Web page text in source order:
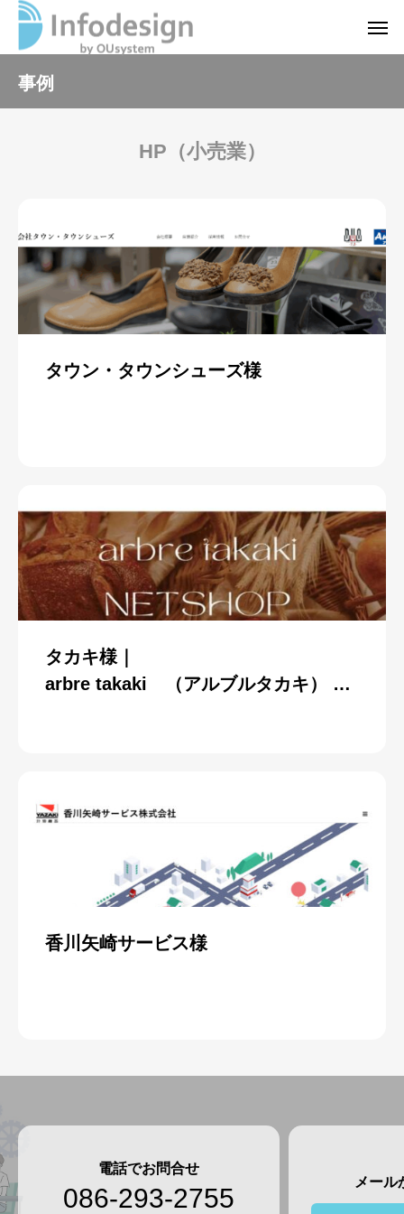
事例
HP（小売業）
タウン・タウンシューズ様
タカキ様｜
arbre takaki （アルブルタカキ） ネ
香川矢崎サービス様
電話でお問合せ
086-293-2755
メール